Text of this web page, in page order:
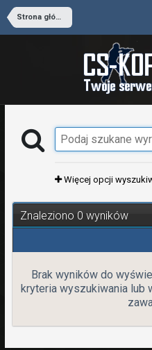
Strona główna
Więcej opcji
Znaleziono 0 wyników
Brak wyników do
kryteria wyszukiwania lub